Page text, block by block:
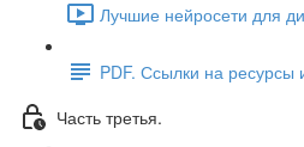
Лучшие нейросети для
PDF. Ссылки на ресурсы
Часть третья.